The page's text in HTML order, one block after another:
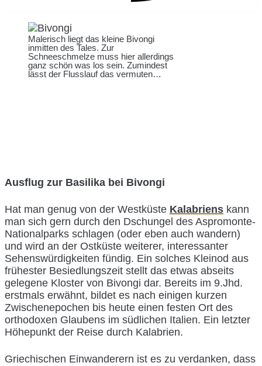
Malerisch liegt das kleine Bivongi
inmitten des Tales. Zur
Schneeschmelze muss hier allerdings
ganz schön was los sein. Zumindest
lässt der Flusslauf das vermuten…
Ausflug zur Basilika bei Bivongi
Hat man genug von der Westküste Kalabriens kann
man sich gern durch den Dschungel des Aspromonte-
Nationalparks schlagen (oder eben auch wandern)
und wird an der Ostküste weiterer, interessanter
Sehenswürdigkeiten fündig. Ein solches Kleinod aus
frühester Besiedlungszeit stellt das etwas abseits
gelegene Kloster von Bivongi dar. Bereits im 9.Jhd.
erstmals erwähnt, bildet es nach einigen kurzen
Zwischenepochen bis heute einen festen Ort des
orthodoxen Glaubens im südlichen Italien. Ein letzter
Höhepunkt der Reise durch Kalabrien.
Griechischen Einwanderern ist es zu verdanken, dass